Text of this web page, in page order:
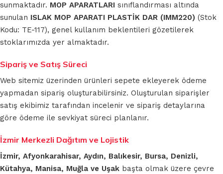
sunmaktadır. MOP APARATLARI sınıflandırması altında
sunulan ISLAK MOP APARATI PLASTİK DAR (IMM220) (Stok
Kodu: TE-117), genel kullanım beklentileri gözetilerek
stoklarımızda yer almaktadır.
Sipariş ve Satış Süreci
Web sitemiz üzerinden ürünleri sepete ekleyerek ödeme
yapmadan sipariş oluşturabilirsiniz. Oluşturulan siparişler
satış ekibimiz tarafından incelenir ve sipariş detaylarına
göre ödeme ile sevkiyat süreci planlanır.
İzmir Merkezli Dağıtım ve Lojistik
İzmir, Afyonkarahisar, Aydın, Balıkesir, Bursa, Denizli,
Kütahya, Manisa, Muğla ve Uşak başta olmak üzere çevre